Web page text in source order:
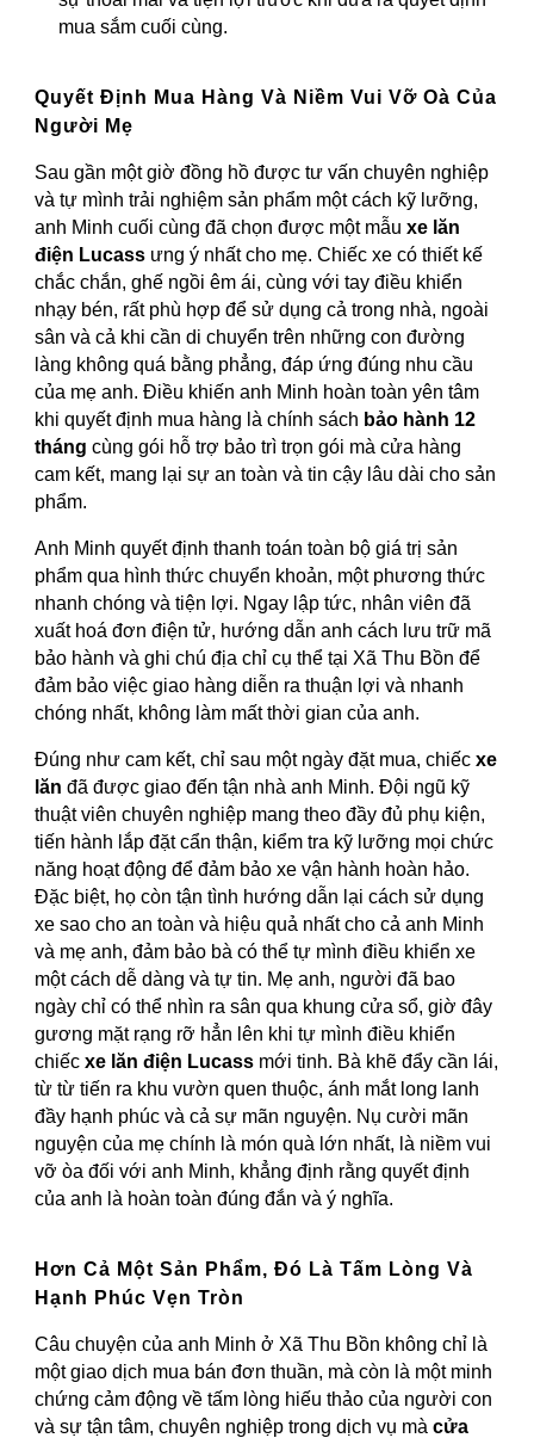
mua sắm cuối cùng.
Quyết Định Mua Hàng Và Niềm Vui Vỡ Oà Của
Người Mẹ
Sau gần một giờ đồng hồ được tư vấn chuyên nghiệp
và tự mình trải nghiệm sản phẩm một cách kỹ lưỡng,
anh Minh cuối cùng đã chọn được một mẫuxe lăn
điện Lucass ưng ý nhất cho mẹ. Chiếc xe có thiết kế
chắc chắn, ghế ngồi êm ái, cùng với tay điều khiển
nhạy bén, rất phù hợp để sử dụng cả trong nhà, ngoài
sân và cả khi cần di chuyển trên những con đường
làng không quá bằng phẳng, đáp ứng đúng nhu cầu
của mẹ anh. Điều khiến anh Minh hoàn toàn yên tâm
khi quyết định mua hàng là chính sách bảo hành 12
tháng cùng gói hỗ trợ bảo trì trọn gói mà cửa hàng
cam kết, mang lại sự an toàn và tin cậy lâu dài cho sản
phẩm.
Anh Minh quyết định thanh toán toàn bộ giá trị sản
phẩm qua hình thức chuyển khoản, một phương thức
nhanh chóng và tiện lợi. Ngay lập tức, nhân viên đã
xuất hoá đơn điện tử, hướng dẫn anh cách lưu trữ mã
bảo hành và ghi chú địa chỉ cụ thể tại Xã Thu Bồn để
đảm bảo việc giao hàng diễn ra thuận lợi và nhanh
chóng nhất, không làm mất thời gian của anh.
Đúng như cam kết, chỉ sau một ngày đặt mua, chiếcxe
lăn đã được giao đến tận nhà anh Minh. Đội ngũ kỹ
thuật viên chuyên nghiệp mang theo đầy đủ phụ kiện,
tiến hành lắp đặt cẩn thận, kiểm tra kỹ lưỡng mọi chức
năng hoạt động để đảm bảo xe vận hành hoàn hảo.
Đặc biệt, họ còn tận tình hướng dẫn lại cách sử dụng
xe sao cho an toàn và hiệu quả nhất cho cả anh Minh
và mẹ anh, đảm bảo bà có thể tự mình điều khiển xe
một cách dễ dàng và tự tin. Mẹ anh, người đã bao
ngày chỉ có thể nhìn ra sân qua khung cửa sổ, giờ đây
gương mặt rạng rỡ hẳn lên khi tự mình điều khiển
chiếcxe lăn điện Lucass mới tinh. Bà khẽ đẩy cần lái,
từ từ tiến ra khu vườn quen thuộc, ánh mắt long lanh
đầy hạnh phúc và cả sự mãn nguyện. Nụ cười mãn
nguyện của mẹ chính là món quà lớn nhất, là niềm vui
vỡ òa đối với anh Minh, khẳng định rằng quyết định
của anh là hoàn toàn đúng đắn và ý nghĩa.
Hơn Cả Một Sản Phẩm, Đó Là Tấm Lòng Và
Hạnh Phúc Vẹn Tròn
Câu chuyện của anh Minh ở Xã Thu Bồn không chỉ là
một giao dịch mua bán đơn thuần, mà còn là một minh
chứng cảm động về tấm lòng hiếu thảo của người con
và sự tận tâm, chuyên nghiệp trong dịch vụ màcửa